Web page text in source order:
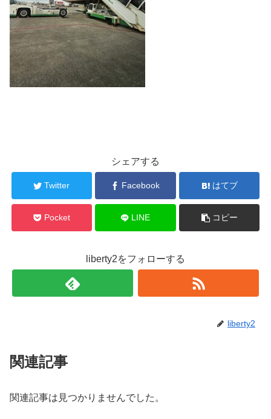
シェアする
Twitter Facebook はてブ
Pocket LINE コピー
liberty2をフォローする
liberty2
関連記事
関連記事は見つかりませんでした。